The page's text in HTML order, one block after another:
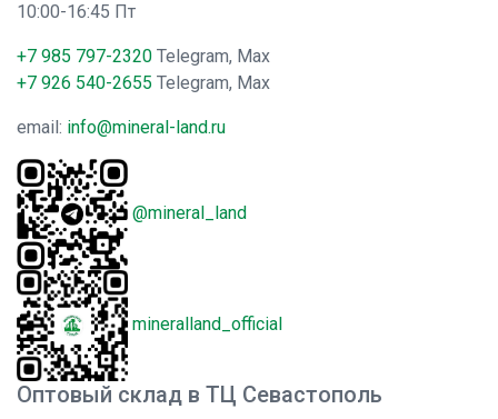
10:00-16:45 Пт
+7 985 797-2320 Telegram, Max
+7 926 540-2655 Telegram, Max
email: info@mineral-land.ru
@mineral_land
mineralland_official
Оптовый склад в ТЦ Севастополь